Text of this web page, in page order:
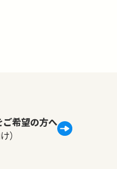
希望の方へ
）